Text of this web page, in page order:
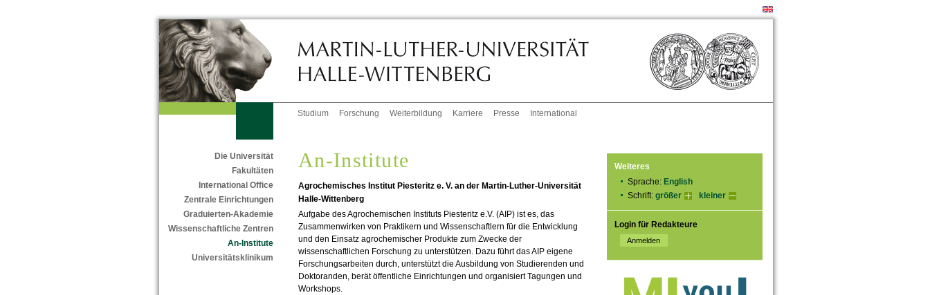
Studium Forschung Weiterbildung Karriere Presse International
Die Universität
Fakultäten
International Office
Zentrale Einrichtungen
Graduierten-Akademie
Wissenschaftliche Zentren
An-Institute
Universitätsklinikum
Weiteres
Sprache: English
Schrift: größer kleiner
Login für Redakteure
An-Institute
Agrochemisches Institut Piesteritz e. V. an der Martin-Luther-Universität
Halle-Wittenberg
Aufgabe des Agrochemischen Instituts Piesteritz e.V. (AIP) ist es, das
Zusammenwirken von Praktikern und Wissenschaftlern für die Entwicklung
und den Einsatz agrochemischer Produkte zum Zwecke der
wissenschaftlichen Forschung zu unterstützen. Dazu führt das AIP eigene
Forschungsarbeiten durch, unterstützt die Ausbildung von Studierenden und
Doktoranden, berät öffentliche Einrichtungen und organisiert Tagungen und
Workshops.